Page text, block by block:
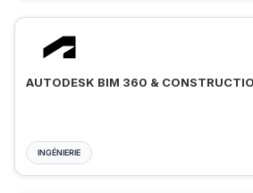
AUTODESK BIM 360 &
INGÉNIERIE